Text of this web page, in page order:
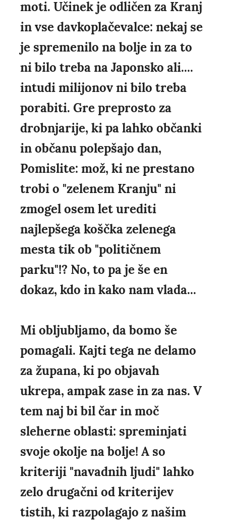
moti. Učinek je odličen za Kranj
in vse davkoplačevalce: nekaj se
je spremenilo na bolje in za to
ni bilo treba na Japonsko ali....
intudi milijonov ni bilo treba
porabiti. Gre preprosto za
drobnjarije, ki pa lahko občanki
in občanu polepšajo dan,
Pomislite: mož, ki ne prestano
trobi o "zelenem Kranju" ni
zmogel osem let urediti
najlepšega koščka zelenega
mesta tik ob "političnem
parku"!? No, to pa je še en
dokaz, kdo in kako nam vlada...
Mi obljubljamo, da bomo še
pomagali. Kajti tega ne delamo
za župana, ki po objavah
ukrepa, ampak zase in za nas. V
tem naj bi bil čar in moč
sleherne oblasti: spreminjati
svoje okolje na bolje! A so
kriteriji "navadnih ljudi" lahko
zelo drugačni od kriterijev
tistih, ki razpolagajo z našim